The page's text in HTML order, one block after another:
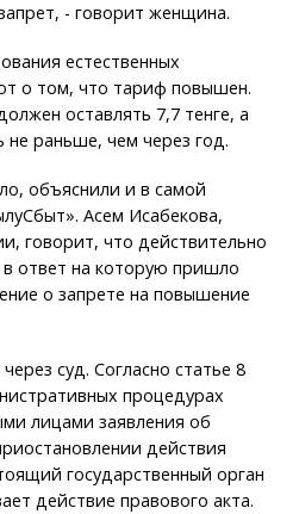
- говорит женщина.
естественных
о том, что тариф повышен.
оставлять 7,7 тенге, а
раньше, чем через год.
объяснили и в самой
Асем Исабекова,
говорит, что действительно
в ответ на которую пришло
о запрете на повышение
суд. Согласно статье 8
процедурах
лицами заявления об
действия
государственный орган
действие правового акта.